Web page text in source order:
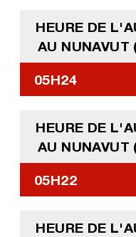
HEURE DE
AU
05H24
HEURE DE
AU
05H22
HEURE DE